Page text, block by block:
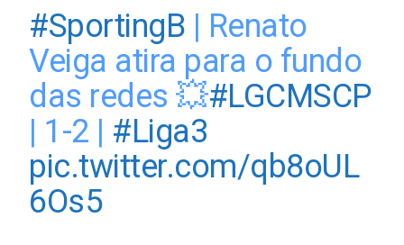
#SportingB | Renato
Veiga atira para o fundo
das redes 💥#LGCMSCP
| 1-2 | #Liga3
pic.twitter.com/qb8oUL
6Os5